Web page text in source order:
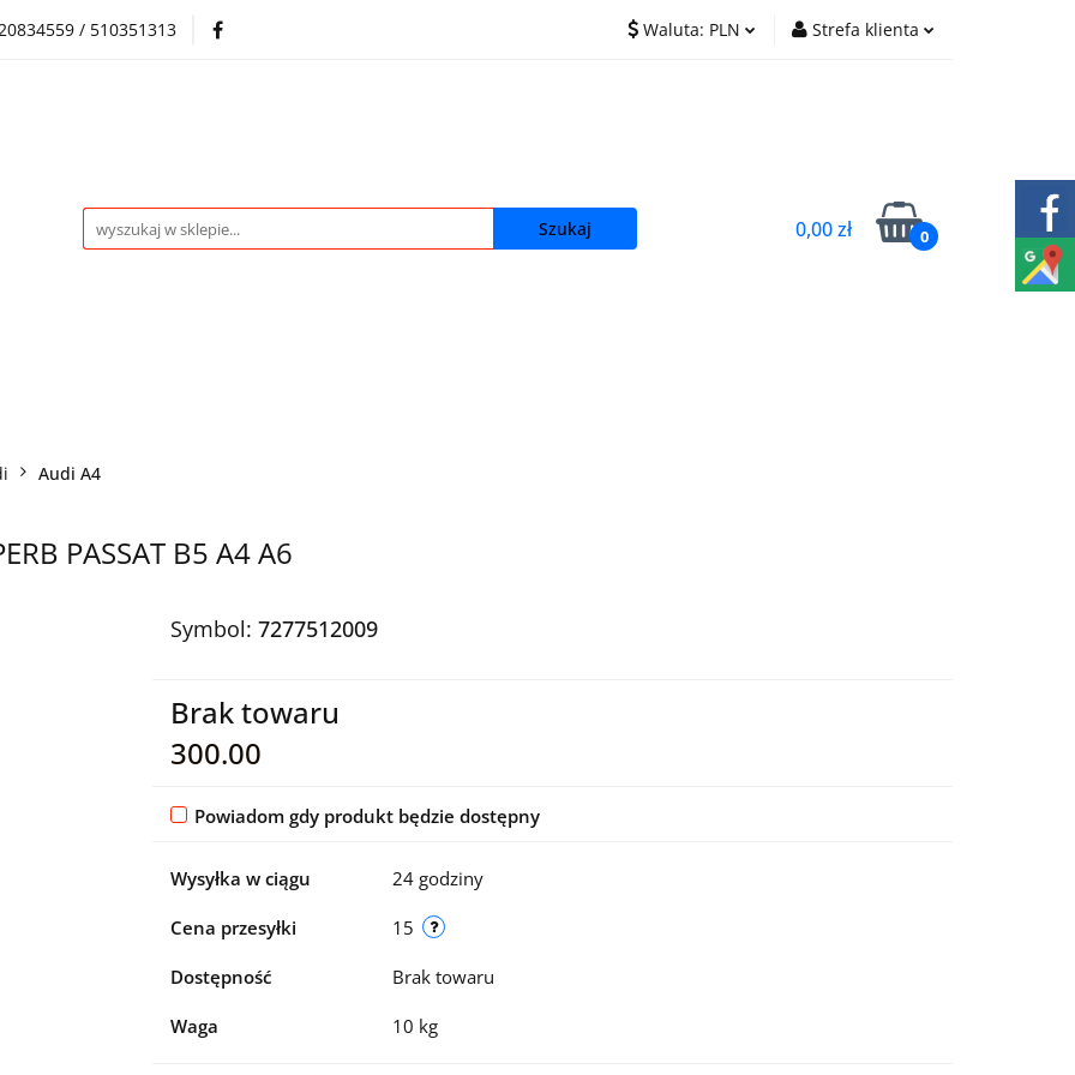
/ 510351313 Waluta: PLN Strefa klienta
0,00 zł 0
Regulamin sklepu Praca
Audi A4
PASSAT B5 A4 A6
Symbol: 7277512009
Brak towaru
300.00
Powiadom gdy produkt będzie dostępny
Wysyłka w ciągu 24 godziny
Cena przesyłki 15
Dostępność Brak towaru
Waga 10 kg